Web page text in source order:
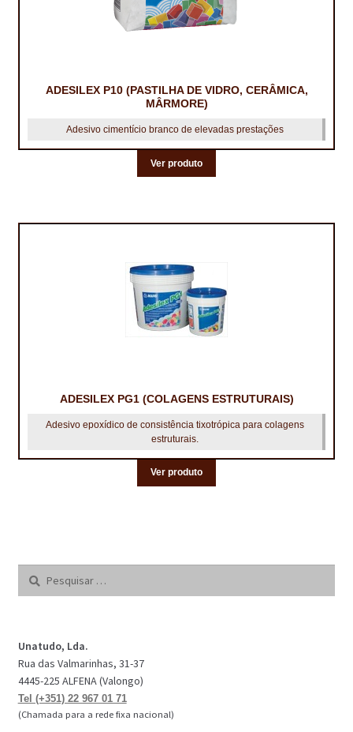
ADESILEX P10 (PASTILHA DE VIDRO, CERÂMICA,
MÂRMORE)
Adesivo cimentício branco de elevadas prestações
Ver produto
ADESILEX PG1 (COLAGENS ESTRUTURAIS)
Adesivo epoxídico de consistência tixotrópica para colagens
estruturais.
Ver produto
Pesquisar
Unatudo, Lda.
Rua das Valmarinhas, 31-37
4445-225 ALFENA (Valongo)
Tel (+351) 22 967 01 71
(Chamada para a rede fixa nacional)